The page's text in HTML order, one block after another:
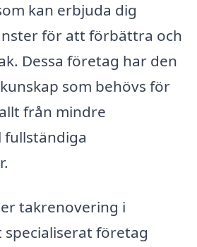
kan erbjuda dig
för att förbättra och
Dessa företag har den
som behövs för
från mindre
takrenovering i
specialiserat företag